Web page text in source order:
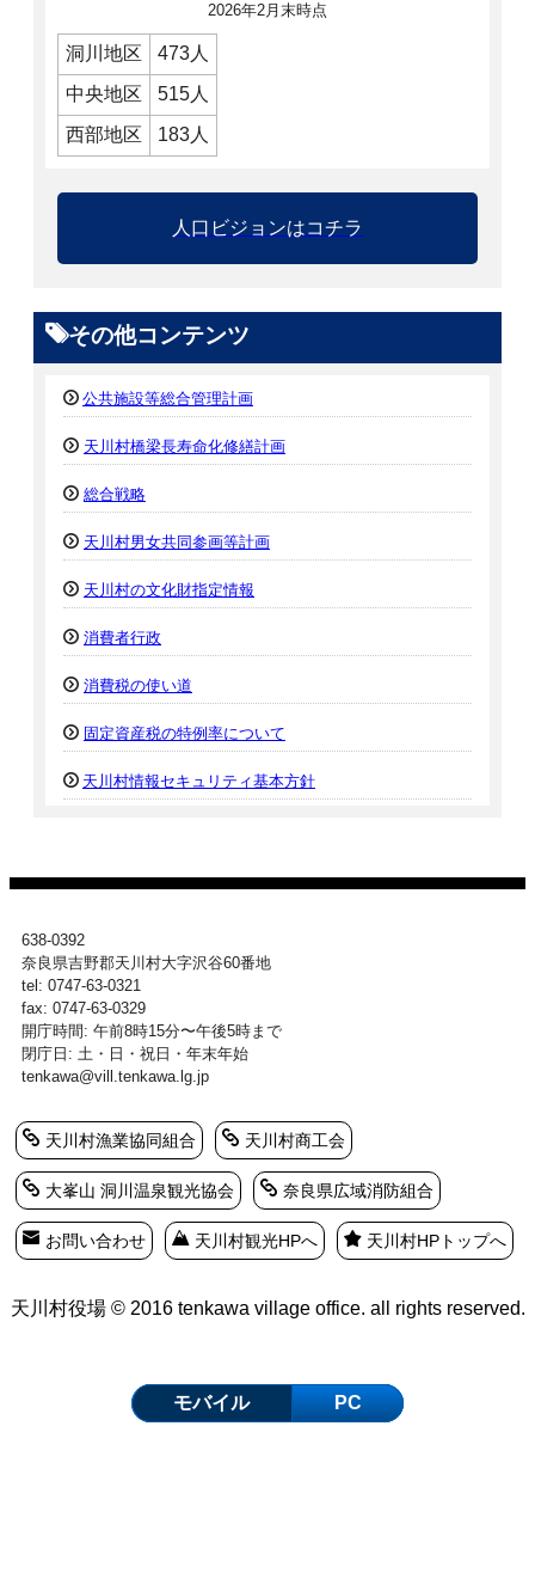
2026年2月末時点
洞川地区
473人
中央地区
515人
西部地区
183人
人口ビジョンはコチラ
その他コンテンツ
公共施設等総合管理計画
天川村橋梁長寿命化修繕計画
総合戦略
天川村男女共同参画等計画
天川村の文化財指定情報
消費者行政
消費税の使い道
固定資産税の特例率について
天川村情報セキュリティ基本方針
638-0392
奈良県吉野郡天川村大字沢谷60番地
tel: 0747-63-0321
fax: 0747-63-0329
開庁時間: 午前8時15分〜午後5時まで
閉庁日: 土・日・祝日・年末年始
tenkawa@vill.tenkawa.lg.jp
天川村漁業協同組合 天川村商工会
大峯山 洞川温泉観光協会 奈良県広域消防組合
お問い合わせ 天川村観光HPへ 天川村HPトップへ
天川村役場 © 2016 tenkawa village office. all rights reserved.
モバイル PC